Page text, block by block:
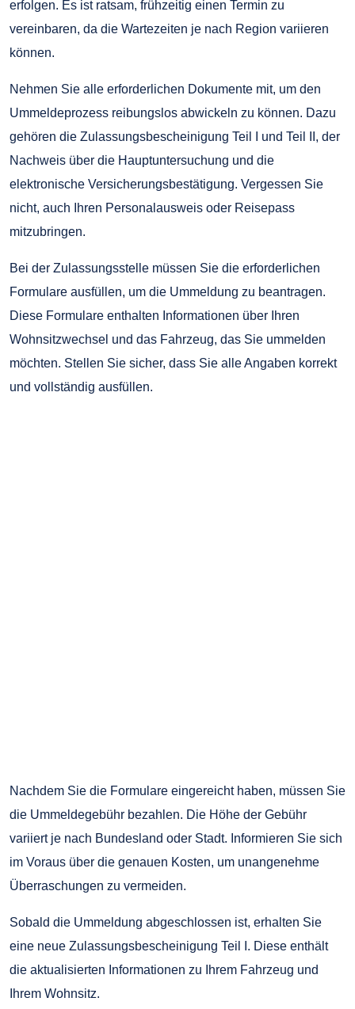
erfolgen. Es ist ratsam, frühzeitig einen Termin zu
vereinbaren, da die Wartezeiten je nach Region variieren
können.
Nehmen Sie alle erforderlichen Dokumente mit, um den
Ummeldeprozess reibungslos abwickeln zu können. Dazu
gehören die Zulassungsbescheinigung Teil I und Teil II, der
Nachweis über die Hauptuntersuchung und die
elektronische Versicherungsbestätigung. Vergessen Sie
nicht, auch Ihren Personalausweis oder Reisepass
mitzubringen.
Bei der Zulassungsstelle müssen Sie die erforderlichen
Formulare ausfüllen, um die Ummeldung zu beantragen.
Diese Formulare enthalten Informationen über Ihren
Wohnsitzwechsel und das Fahrzeug, das Sie ummelden
möchten. Stellen Sie sicher, dass Sie alle Angaben korrekt
und vollständig ausfüllen.
Nachdem Sie die Formulare eingereicht haben, müssen Sie
die Ummeldegebühr bezahlen. Die Höhe der Gebühr
variiert je nach Bundesland oder Stadt. Informieren Sie sich
im Voraus über die genauen Kosten, um unangenehme
Überraschungen zu vermeiden.
Sobald die Ummeldung abgeschlossen ist, erhalten Sie
eine neue Zulassungsbescheinigung Teil I. Diese enthält
die aktualisierten Informationen zu Ihrem Fahrzeug und
Ihrem Wohnsitz.